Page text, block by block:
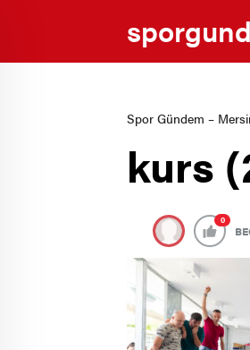
Spor Gündem –
kurs
0